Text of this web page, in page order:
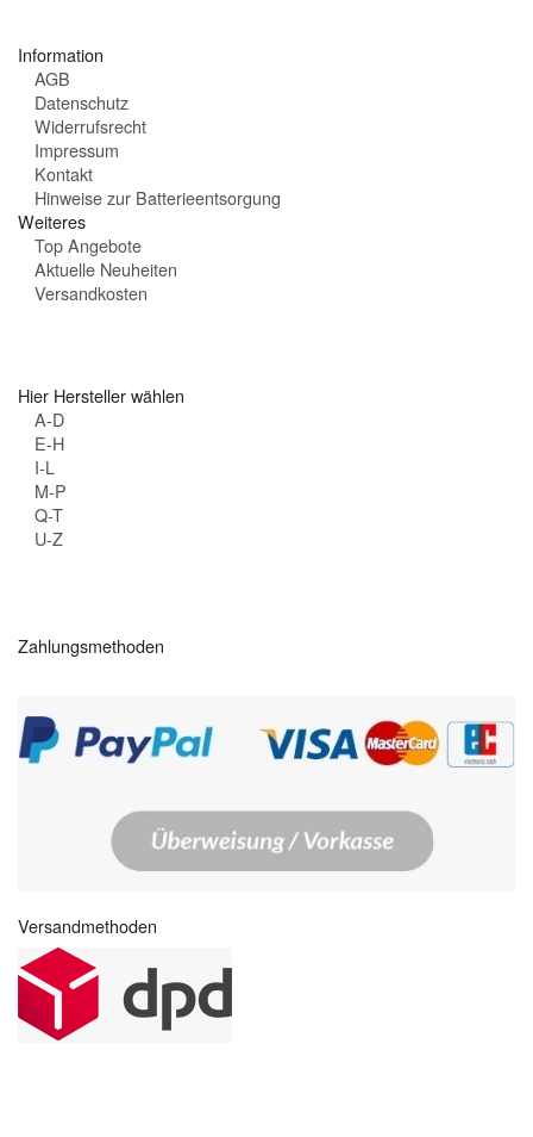
Information
AGB
Datenschutz
Widerrufsrecht
Impressum
Kontakt
Hinweise zur Batterieentsorgung
Weiteres
Top Angebote
Aktuelle Neuheiten
Versandkosten
Hier Hersteller wählen
A-D
E-H
I-L
M-P
Q-T
U-Z
Zahlungsmethoden
Versandmethoden